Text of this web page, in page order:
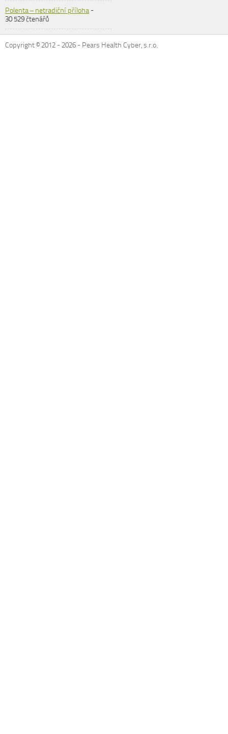
Polenta – netradiční příloha-
30 529 čtenářů
Copyright © 2012 -2026 - Pears Health Cyber, s.r.o.